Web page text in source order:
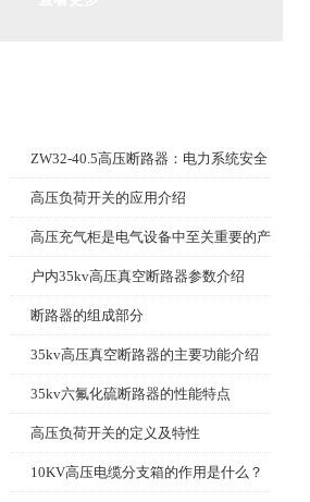
ZW32-40.5高压断路器：电力系统安全
的守护者
高压负荷开关的应用介绍
高压充气柜是电气设备中至关重要的产
户内35kv高压真空断路器参数介绍
断路器的组成部分
35kv高压真空断路器的主要功能介绍
35kv六氟化硫断路器的性能特点
高压负荷开关的定义及特性
10KV高压电缆分支箱的作用是什么？